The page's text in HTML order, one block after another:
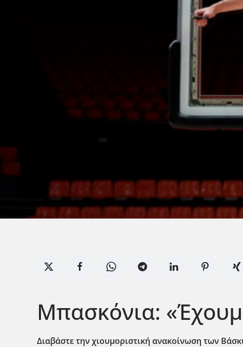
Μπασκόνια:
Διαβάστε την χιουμοριστική ανακοίνωση των